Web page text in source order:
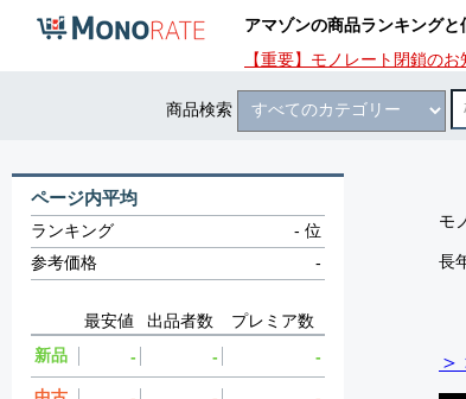
アマゾンの商品ランキング
【重要】モノレート閉鎖の
商品検索
モ
長
ページ内平均
ランキング -位
参考価格
-
最安値 出品者数
プレミア数
新品
- - -